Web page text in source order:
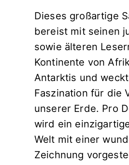
Dieses großartige
bereist mit seinen
sowie älteren
Kontinente von
Antarktis und
Faszination für die
unserer Erde. Pro
wird ein
Welt mit einer
Zeichnung